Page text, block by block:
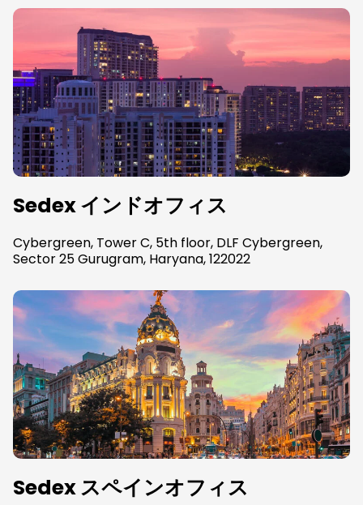
Sedex インドオフィス
Cybergreen, Tower C, 5th floor, DLF Cybergreen,
Sector 25 Gurugram, Haryana, 122022
Sedex スペインオフィス